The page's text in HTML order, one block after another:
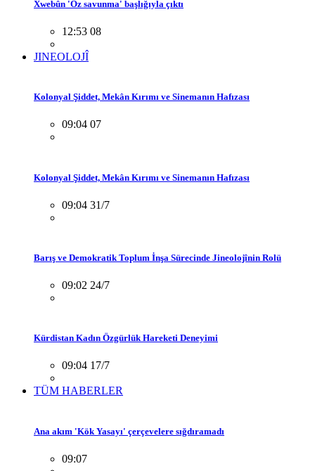
Xwebûn 'Öz savunma' başlığıyla çıktı
12:53 08
JINEOLOJÎ
Kolonyal Şiddet, Mekân Kırımı ve Sinemanın Hafızası
09:04 07
Kolonyal Şiddet, Mekân Kırımı ve Sinemanın Hafızası
09:04 31/7
Barış ve Demokratik Toplum İnşa Sürecinde Jineolojînin Rolü
09:02 24/7
Kürdistan Kadın Özgürlük Hareketi Deneyimi
09:04 17/7
TÜM HABERLER
Ana akım 'Kök Yasayı' çerçevelere sığdıramadı
09:07